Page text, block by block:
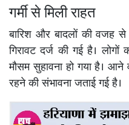
गर्मी से मिली राहत
बारिश और बादलों की वजह
गिरावट दर्ज की गई है। लोगों
मौसम सुहावना हो गया है। आने
रहने की संभावना जताई गई है।